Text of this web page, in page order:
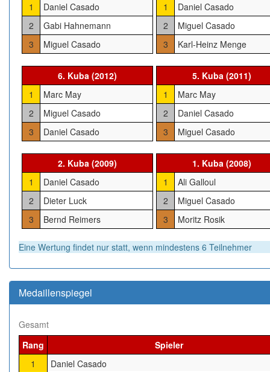
1
Daniel Casado
2
Gabi Hahnemann
3
Miguel Casado
1
Daniel Casado
2
Miguel Casado
3
Karl-Heinz Menge
6. Kuba (2012)
1
Marc May
2
Miguel Casado
3
Daniel Casado
5. Kuba (2011)
1
Marc May
2
Daniel Casado
3
Miguel Casado
2. Kuba (2009)
1
Daniel Casado
2
Dieter Luck
3
Bernd Reimers
1. Kuba (2008)
1
Ali Galloul
2
Miguel Casado
3
Moritz Rosik
Eine Wertung findet nur statt, wenn mindestens 6 Teilnehmer
Medaillenspiegel
Gesamt
Rang
Spieler
1
Daniel Casado